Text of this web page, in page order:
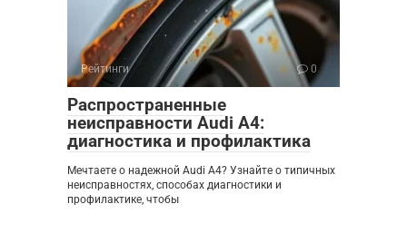
Рейтинги 0
Распространенные
неисправности Audi A4:
диагностика и профилактика
Мечтаете о надежной Audi A4? Узнайте о типичных
неисправностях, способах диагностики и
профилактике, чтобы